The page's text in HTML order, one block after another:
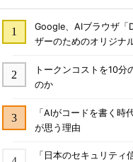
Google、AIブラウザ
ザーのためのオリジナ
トークンコストを10
のか
「AIがコードを書く
が思う理由
「日本のセキュリテ